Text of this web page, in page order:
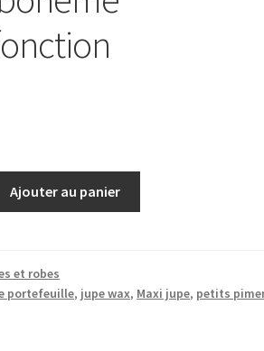
Ajouter au panier
et robes
portefeuille, jupe wax, Maxi jupe, petits